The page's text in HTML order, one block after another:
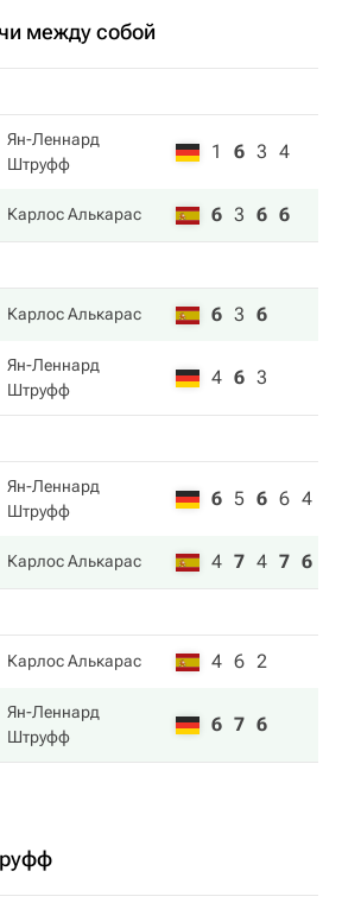
между собой
Ян-Леннард
Штруфф
1 6 3 4
Карлос Алькарас 6 3 6 6
Карлос Алькарас 6 3 6
Ян-Леннард
Штруфф
4 6 3
Ян-Леннард
Штруфф
6 5 6 6 4
Карлос Алькарас 4 7 4 7 6
Карлос Алькарас 4 6 2
Ян-Леннард
Штруфф
6 7 6